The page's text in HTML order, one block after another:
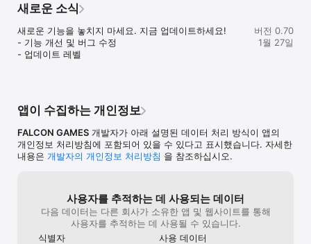
찾아보길 바랍니다.
새로운 소식
새로운 기능을 놓치지 마세요. 지금 업데이트하세요!
- 기능 개선 및 버그 수정
- 업데이트 레벨
버전 0.70
1월 27일
앱이 수집하는 개인정보
FALCON GAMES 개발자가 아래 설명된 데이터 처리 방식이 앱의
개인정보 처리방침에 포함되어 있을 수 있다고 표시했습니다. 자세한
내용은 개발자의 개인정보 처리방침 을 참조하십시오.
사용자를 추적하는 데 사용되는 데이터
다음 데이터는 다른 회사가 소유한 앱 및 웹사이트를 통해
사용자를 추적하는 데 사용될 수 있습니다.
식별자
사용 데이터